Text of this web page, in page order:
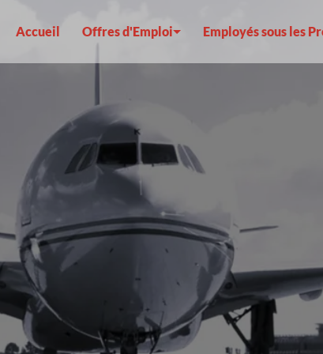
Accueil Offres d'Emploi Employés sous les